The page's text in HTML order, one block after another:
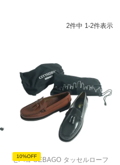
2件中 1 -2件表示
10%OFF
セバゴ SEBAGO タッセルローフ